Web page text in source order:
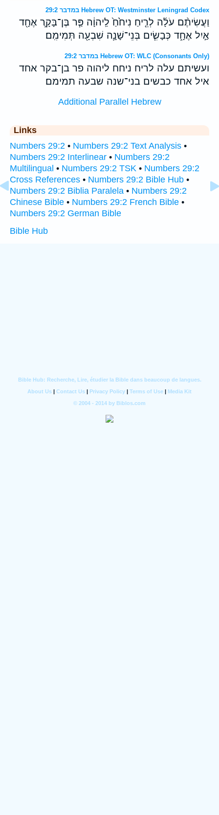
במדבר 29:2 Hebrew OT: Westminster Leningrad Codex
וַעֲשִׂיתֶ֨ם עֹלָ֜ה לְרֵ֤יחַ נִיחֹ֙חַ֙ לַֽיהוָ֔ה פַּ֧ר בֶּן־בָּקָ֛ר אֶחָ֖ד
אַ֣יִל אֶחָ֑ד כְּבָשִׂ֧ים בְּנֵי־שָׁנָ֛ה שִׁבְעָ֖ה תְּמִימִֽם׃
במדבר 29:2 Hebrew OT: WLC (Consonants Only)
ועשיתם עלה לריח ניחח ליהוה פר בן־בקר אחד
איל אחד כבשים בני־שנה שבעה תמימם׃
Additional Parallel Hebrew
Links
Numbers 29:2 • Numbers 29:2 Text Analysis •
Numbers 29:2 Interlinear • Numbers 29:2
Multilingual • Numbers 29:2 TSK • Numbers 29:2
Cross References • Numbers 29:2 Bible Hub •
Numbers 29:2 Biblia Paralela • Numbers 29:2
Chinese Bible • Numbers 29:2 French Bible •
Numbers 29:2 German Bible
Bible Hub